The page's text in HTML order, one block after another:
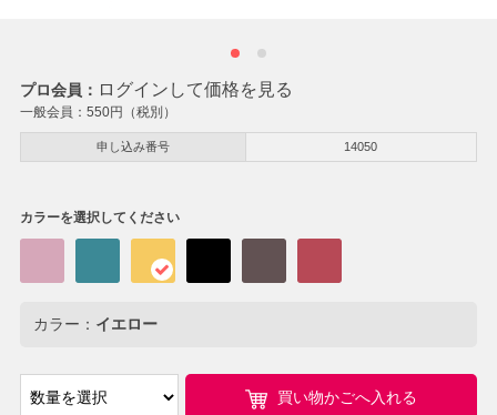
プロ会員： ログインして価格を見る
一般会員： 550円（税別）
申し込み番号 14050
カラーを選択してください
カラー： イエロー
買い物かごへ入れる